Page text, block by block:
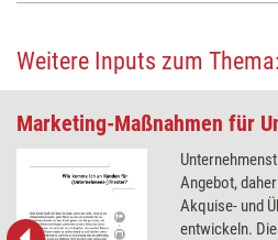
Weitere Inputs zum Thema:
Marketing-Maßnahmen für
Angebot,
Akquise- und
entwickeln.